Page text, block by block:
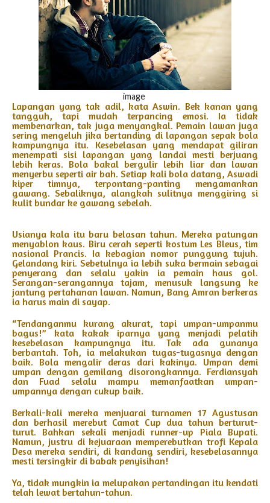
image
Lapangan yang tak adil, kata Aswin. Bek kanan yang
tangguh, tapi mudah terpancing emosi. Ia tidak
membenarkan, tak juga menyangkal. Pemain lawan juga
sering mengeluh jika bertanding di lapangan sepak bola
kampungnya itu. Kesebelasan yang mendapat giliran
menempati sisi lapangan yang landai mesti berjuang
lebih keras. Bola bakal bergulir lebih liar dan lawan
menyerbu seperti air bah. Setiap kali bola datang, Aswadi
kiper timnya, terpontang-panting mengamankan
gawang. Sebaliknya, alangkah sulitnya menggiring si
kulit bundar ke gawang sebelah.
Usianya kala itu baru belasan tahun. Mereka patungan
menyablon kaus. Biru cerah seperti kostum Les Bleus, tim
nasional Prancis. Ia kebagian nomor punggung tujuh.
Gelandang kiri. Sebetulnya ia lebih suka bermain sebagai
penyerang dan selalu yakin ia pemain haus gol.
Serangan-serangannya tajam, menusuk langsung ke
jantung pertahanan lawan. Namun, Bang Amran berkeras
ia harus main di sayap.
“Tendanganmu kurang akurat, tapi umpan-umpanmu
bagus!” kata kakak iparnya yang menjadi pelatih
kesebelasan kampungnya itu. Tak ada gunanya
berbantah. Toh, ia melakukan tugas-tugasnya dengan
baik. Bola mengalir deras dari kakinya. Umpan demi
umpan dengan gemilang disorongkannya. Ferdiansyah
dan Fuad selalu mampu memanfaatkan umpan-
umpannya dengan cukup baik.
Berkali-kali mereka menjuarai turnamen 17 Agustusan
dan berhasil merebut Camat Cup dua tahun berturut-
turut. Bahkan sekali menjadi runner-up Piala Bupati.
Namun, justru di kejuaraan memperebutkan trofi Kepala
Desa mereka sendiri, di kandang sendiri, kesebelasannya
mesti tersingkir di babak penyisihan!
Ya, tidak mungkin ia melupakan pertandingan itu kendati
telah lewat bertahun-tahun.